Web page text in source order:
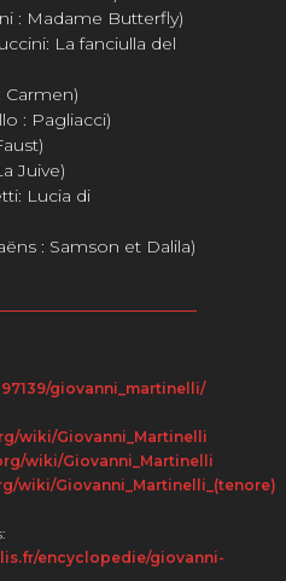
: Madame Butterfly)
La fanciulla del
Carmen)
: Pagliacci)
Juive)
Lucia di
: Samson et Dalila)
giovanni_martinelli/
wiki/Giovanni_Martinelli
wiki/Giovanni_Martinelli
wiki/Giovanni_Martinelli_(tenore)
encyclopedie/giovanni-